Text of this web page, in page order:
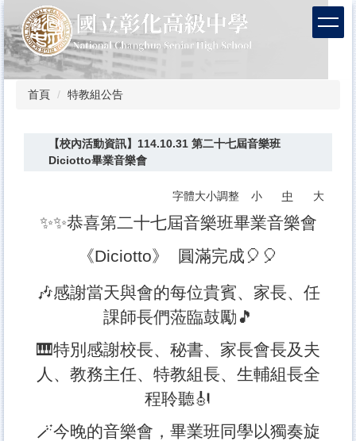
到
主
要
內
首頁 特教組公告
【校內活動資訊】114.10.31 第二十七屆音樂班
Diciotto畢業音樂會
字體大小調整 小 中 大
✨✨恭喜第二十七屆音樂班畢業音樂會
《Diciotto》 圓滿完成🎈🎈
🎶感謝當天與會的每位貴賓、家長、任
課師長們蒞臨鼓勵🎵
🎹特別感謝校長、秘書、家長會長及夫
人、教務主任、特教組長、生輔組長全
程聆聽🎻
🪄今晚的音樂會，畢業班同學以獨奏旋